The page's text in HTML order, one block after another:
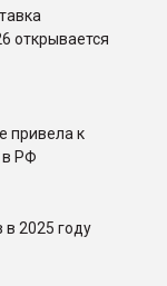
открывается
привела к
РФ
в 2025 году